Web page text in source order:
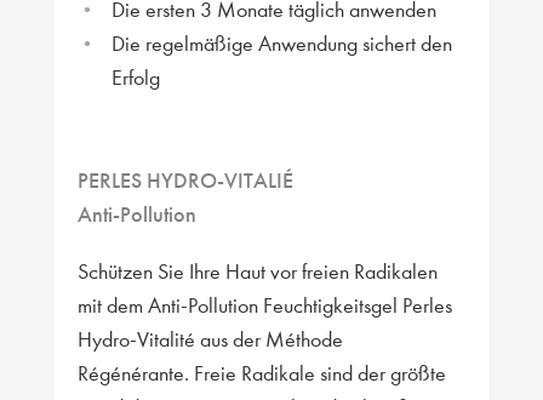
Die ersten 3 Monate täglich anwenden
Die regelmäßige Anwendung sichert den
Erfolg
PERLES HYDRO-VITALIÉ
Anti-Pollution
Schützen Sie Ihre Haut vor freien Radikalen
mit dem Anti-Pollution Feuchtigkeitsgel Perles
Hydro-Vitalité aus der Méthode
Régénérante. Freie Radikale sind der größte